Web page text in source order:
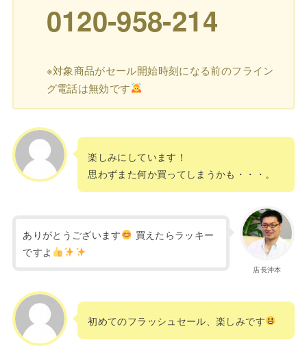
0120-958-214
※対象商品がセール開始時刻になる前のフライン
グ電話は無効です
楽しみにしています！
思わずまた何か買ってしまうかも・・・。
店長沖本
ありがとうございます
買えたらラッキー
ですよ
初めてのフラッシュセール、楽しみです